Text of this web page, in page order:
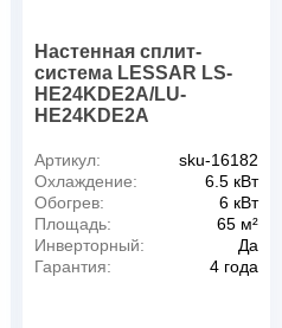
Настенная сплит-
система LESSAR LS-
HE24KDE2A/LU-
HE24KDE2A
Артикул:
sku-16182
Охлаждение:
6.5 кВт
Обогрев:
6 кВт
Площадь:
65 м²
Инверторный:
Да
Гарантия:
4 года